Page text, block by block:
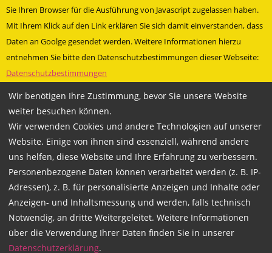
Sie Ihren Browser für die Ausführung von Javascript zugelassen haben.
Mit Ihrem Klick auf den Link erklären Sie sich damit einverstanden, dass
Daten an Goolge gesendet werden. Weitere Informationen hierzu
entnehmen Sie bitte den Datenschutzbestimmungen dieser Webseite:
Datenschutzbestimmungen
Technische Betreuung und Programmierung durchMariondo.com
Copyright 2026
WACHSMANN Fahrschulgruppe
Wir benötigen Ihre Zustimmung, bevor Sie unsere Website
weiter besuchen können.
Wir verwenden Cookies und andere Technologien auf unserer
Website. Einige von ihnen sind essenziell, während andere
uns helfen, diese Website und Ihre Erfahrung zu verbessern.
Personenbezogene Daten können verarbeitet werden (z. B. IP-
Adressen), z. B. für personalisierte Anzeigen und Inhalte oder
Anzeigen- und Inhaltsmessung und werden, falls technisch
Notwendig, an dritte Weitergeleitet. Weitere Informationen
über die Verwendung Ihrer Daten finden Sie in unserer
Datenschutzerklärung.